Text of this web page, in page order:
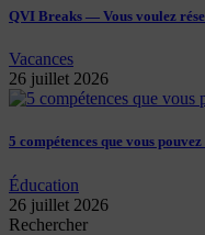
QVI Breaks — Vous voulez
Vacances
26 juillet 2026
5 compétences que vous
Éducation
26 juillet 2026
Rechercher